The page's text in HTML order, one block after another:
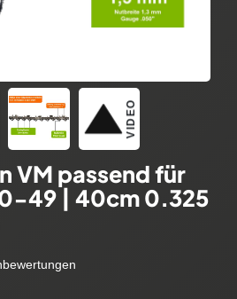
VIDEO
VM passend für
49 | 40cm 0.325